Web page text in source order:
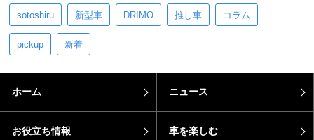
sotoshiru 新型車 DRIMO 推し車 コラム
pickup 新着
ホーム ニュース
お役立ち情報 車を楽しむ